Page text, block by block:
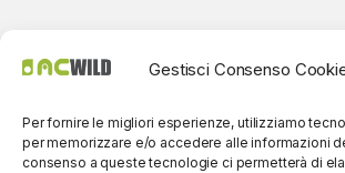
Gestisci Consenso
Per fornire le migliori esperienze, utilizziamo
per memorizzare e/o accedere alle informazioni
consenso a queste tecnologie ci permetterà di